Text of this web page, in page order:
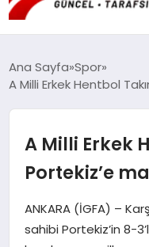
GÜNDEM
DÜNYA
EĞITIM
Ana Sayfa Spor
A Milli Erkek Hentbol
A Milli Erkek
Portekiz’e
ANKARA (İGFA) –
sahibi Portekiz’in 8-